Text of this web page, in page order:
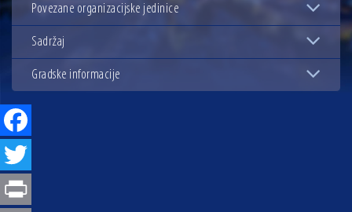
Povezane organizacijske jedinice
Sadržaj
Gradske informacije